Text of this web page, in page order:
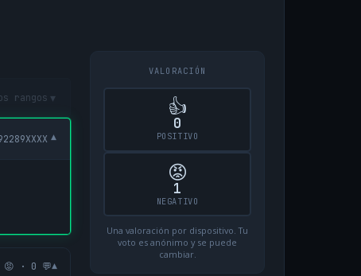
rangos ▾
▾
😡 · 0 💬▾
VALORACIÓN
👍
0
POSITIVO
😡
1
NEGATIVO
Una valoración por dispositivo. Tu
voto es anónimo y se puede
cambiar.